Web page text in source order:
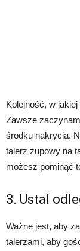
Kolejność, w
Zawsze
środku nakrycia.
talerz zupowy na
możesz pominąć
3. Ustal
Ważne jest, aby
talerzami, aby